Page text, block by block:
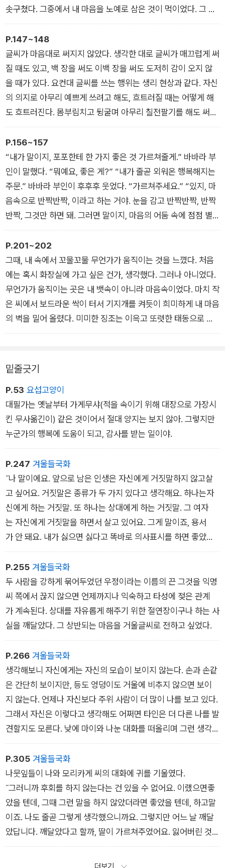
솟구쳤다. 그중에서 내 마음을 노예로 삼은 것이 먹이었다. 그 검
은 덩어리를 입에 넣으면 어떤 맛이 날까. 아마 초콜릿보다도, 사
탕보다도 더 근사한 맛이 날 게 분명해. 나는 확신에 차서 그렇게
생각했다. 선대가 먹을 갈 때 흘러나오는 그 은은한, 뭐라고 표현
할 수 없는 비밀스러운 향이 미치도록 좋았다.
P.147~148
글씨가 마음대로 써지지 않았다. 생각한 대로 글씨가 매끄럽게 써
질 때도 있고, 백 장을 써도 이백 장을 써도 도저히 감이 오지 않
을 때가 있다. 요컨대 글씨를 쓰는 행위는 생리 현상과 같다. 자신
의 의지로 아무리 예쁘게 쓰려고 해도, 흐트러질 때는 어떻게 해
도 흐트러진다. 몸부림치고 뒹굴며 아무리 칠전팔기를 해도 써지
지 않을 때는 쓸 수 없다. 그것이 글씨라는 괴물이다. 그때, 문득
귓가에 선대의 목소리가 들렸다. 글씨는 몸으로 쓰는 거야. 확실
히 나는 머리만으로 쓰려고 했는지도 모른다.
P.156~157
“내가 말이지, 포포한테 한 가지 좋은 것 가르쳐줄게.” 바바라 부
인이 말했다. “뭐예요, 좋은 게?” “내가 줄곧 외워온 행복해지는
주문.” 바바라 부인이 후후후 웃었다. “가르쳐주세요.” “있지, 마
음속으로 반짝반짝, 이라고 하는 거야. 눈을 감고 반짝반짝, 반짝
반짝, 그것만 하면 돼. 그러면 말이지, 마음의 어둠 속에 점점 별
이 늘어나서 예쁜 별하늘이 펼쳐져.” “반짝반짝, 이라고 하기만
하면 되는 거예요?” “응, 간단하지? 어디서나 할 수 있고. 이걸
하면 말이지, 괴로운 일도 슬픈 일도 전부 예쁜 별하늘로 사라져.
지금 바로 해봐.” 바바라 부인이 그렇게 말해주어서 나는 그녀에
게 팔을 맡긴 채 눈을 감고 천천히 걸었다. 반짝반짝, 반짝반짝,
반짝반짝, 반짝반짝. 마음속으로 중얼거렸다. 그러자 정말로 아무
것도 없었던 마음속 어둠에 별이 늘어나서 마지막에는 눈이 부실
정도였다.
P.201~202
그때, 내 속에서 꼬물꼬물 무언가가 움직이는 것을 느꼈다. 처음
에는 혹시 화장실에 가고 싶은 건가, 생각했다. 그러나 아니었다.
무언가가 움직이는 곳은 내 뱃속이 아니라 마음속이었다. 마치 작
은 씨에서 보드라운 싹이 터서 기지개를 켜듯이 희미하게 내 마음
의 벽을 밀어 올렸다. 미미한 징조는 이윽고 또렷한 태동으로 바
뀌었다. 나오지 못해서 줄곧 괴로워하던 그것이 지금 이곳에 와서
서. 갑자기 산통을 느끼는 기분이었다. 쇼타로 씨의 아버지 글씨
가 내 손가락 끝에서 쏟아질 듯 몸부림쳤다. 그것은 그야말로 진
통 같았다. 이 징조를 놓치고 싶지 않았다. 일 초라도 빨리 펜을
잡고 싶었다. 황급히 배낭을 열었다. 그런데 하필 필기도구를 갖
고 오지 않았다. 꼭 이럴 때 이 무슨 어리석은 짓인가. 이것은 대
필가로서 실격이다. 그러나 반성하고 있을 시간이 없다. 지금은
어쨌든 쓰는 것이 최우선 과제다.
밑줄긋기
P.53 요섭고양이
대필가는 옛날부터 가게무샤(적을 속이기 위해 대장으로 가장시
킨 무사옮긴이) 같은 것이어서 절대 양지는 보지 않아. 그렇지만
누군가의 행복에 도움이 되고, 감사를 받는 일이야.
P.247 겨울들국화
˝나 말이에요. 앞으로 남은 인생은 자신에게 거짓말하지 않고살
고 싶어요. 거짓말은 종류가 두 가지 있다고 생각해요. 하나는자
신에게 하는 거짓말. 또 하나는 상대에게 하는 거짓말. 그 여자
는 자신에게 거짓말을 하면서 살고 있어요. 그게 말이죠, 용서
가 안 돼요. 내가 싫으면 싫다고 똑바로 의사표시를 하면 좋았을
걸그래서 내 쪽에서 먼저 재단가위를 든 거예요.˝
P.255 겨울들국화
두 사람을 강하게 묶어두었던 우정이라는 이름의 끈 그것을 익명
씨 쪽에서 끊지 않으면 언제까지나 익숙하고 타성에 젖은 관계
가 계속된다. 상대를 자유롭게 해주기 위한 절연장이구나 하는 사
실을 깨달았다. 그 상반되는 마음을 거울글씨로 전하고 싶었다.
P.266 겨울들국화
생각해보니 자신에게는 자신의 모습이 보이지 않는다. 손과 손같
은 간단히 보이지만, 등도 엉덩이도 거울에 비추지 않으면 보이
지 않는다. 언제나 자신보다 주위 사람이 더 많이 나를 보고 있다.
그래서 자신은 이렇다고 생각해도 어쩌면 타인은 더 다른 나를 발
견할지도 모른다. 낮에 마이와 나눈 대화를 떠올리며 그런 생각을
했다.
P.305 겨울들국화
나뭇잎들이 나와 모리카게 씨의 대화에 귀를 기울였다.
˝그러니까 후회를 하지 않는다는 건 있을 수 없어요. 이랬으면좋
았을 텐데, 그때 그런 말을 하지 않았더라면 좋았을 텐데, 하고말
이죠. 나도 줄곧 그렇게 생각했으니까요. 그렇지만 어느 날 깨달
았답니다. 깨달았다고 할까, 딸이 가르쳐주었어요. 잃어버린 것
을 찾으려 하기보다 지금 손에 남은 것을 소중히 하는 게 좋다는